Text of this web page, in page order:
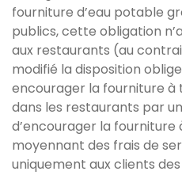
fourniture d’eau potable
publics, cette obligation
aux restaurants (au
modifié la disposition
encourager la fourniture à
dans les restaurants par
d’encourager la
moyennant des frais de
uniquement aux clients